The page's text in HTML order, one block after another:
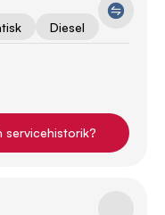
Diesel
servicehistorik?